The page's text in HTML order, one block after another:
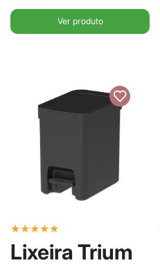
Ou
Ver produto
★★★★★
Lixeira Trium